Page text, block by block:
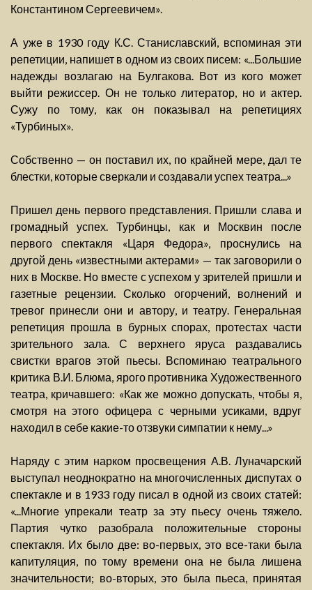
Константином Сергеевичем».
А уже в 1930 году К.С. Станиславский, вспоминая эти
репетиции, напишет в одном из своих писем: «...Большие
надежды возлагаю на Булгакова. Вот из кого может
выйти режиссер. Он не только литератор, но и актер.
Сужу по тому, как он показывал на репетициях
«Турбиных».
Собственно — он поставил их, по крайней мере, дал те
блестки, которые сверкали и создавали успех театра...»
Пришел день первого представления. Пришли слава и
громадный успех. Турбинцы, как и Москвин после
первого спектакля «Царя Федора», проснулись на
другой день «известными актерами» — так заговорили о
них в Москве. Но вместе с успехом у зрителей пришли и
газетные рецензии. Сколько огорчений, волнений и
тревог принесли они и автору, и театру. Генеральная
репетиция прошла в бурных спорах, протестах части
зрительного зала. С верхнего яруса раздавались
свистки врагов этой пьесы. Вспоминаю театрального
критика В.И. Блюма, ярого противника Художественного
театра, кричавшего: «Как же можно допускать, чтобы я,
смотря на этого офицера с черными усиками, вдруг
находил в себе какие-то отзвуки симпатии к нему...»
Наряду с этим нарком просвещения А.В. Луначарский
выступал неоднократно на многочисленных диспутах о
спектакле и в 1933 году писал в одной из своих статей:
«...Многие упрекали театр за эту пьесу очень тяжело.
Партия чутко разобрала положительные стороны
спектакля. Их было две: во-первых, это все-таки была
капитуляция, по тому времени она не была лишена
значительности; во-вторых, это была пьеса, принятая